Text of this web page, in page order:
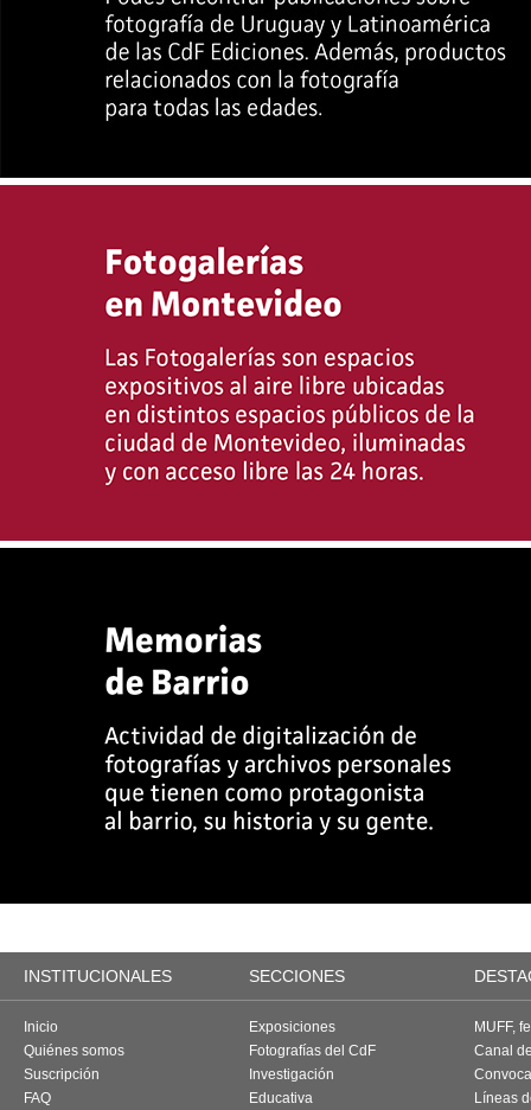
INSTITUCIONALES SECCIONES
Inicio
Quiénes somos
Suscripción
FAQ
Exposiciones
Fotografías del CdF
Investigación
Educativa
MUFF,
Canal
Líneas